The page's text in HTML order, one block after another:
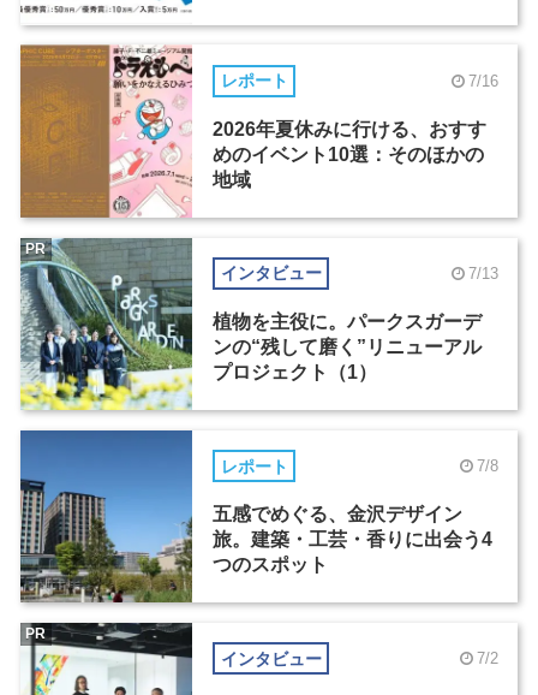
レポート 7/16
2026年夏休みに行ける、おすす
めのイベント10選：そのほかの
地域
インタビュー 7/13
植物を主役に。パークスガーデ
ンの“残して磨く”リニューアル
プロジェクト（1）
PR
レポート 7/8
五感でめぐる、金沢デザイン
旅。建築・工芸・香りに出会う4
つのスポット
インタビュー 7/2
PR